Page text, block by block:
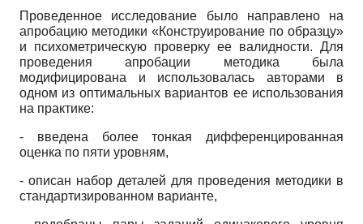
Проведенное исследование было направлено на
апробацию методики «Конструирование по образцу»
и психометрическую проверку ее валидности. Для
проведения апробации методика была
модифицирована и использовалась авторами в
одном из оптимальных вариантов ее использования
на практике:
- введена более тонкая дифференцированная
оценка по пяти уровням,
- описан набор деталей для проведения методики в
стандартизированном варианте,